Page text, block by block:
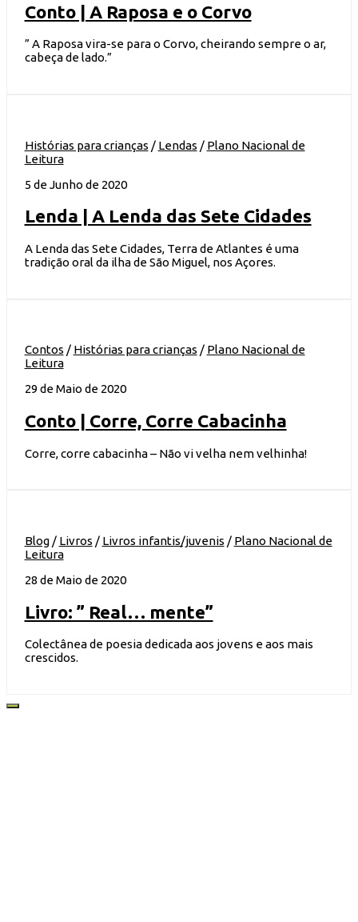
Conto | A Raposa e o Corvo
” A Raposa vira-se para o Corvo, cheirando sempre o ar,
cabeça de lado.”
Histórias para crianças / Lendas / Plano Nacional de
Leitura
5 de Junho de 2020
Lenda | A Lenda das Sete Cidades
A Lenda das Sete Cidades, Terra de Atlantes é uma
tradição oral da ilha de São Miguel, nos Açores.
Contos / Histórias para crianças / Plano Nacional de
Leitura
29 de Maio de 2020
Conto | Corre, Corre Cabacinha
Corre, corre cabacinha – Não vi velha nem velhinha!
Blog/ Livros / Livros infantis/juvenis / Plano Nacional de
Leitura
28 de Maio de 2020
Livro: ” Real… mente”
Colectânea de poesia dedicada aos jovens e aos mais
crescidos.